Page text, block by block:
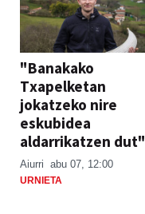
"Banakako
Txapelketan
jokatzeko nire
eskubidea
aldarrikatzen dut"
Aiurri abu 07, 12:00
URNIETA